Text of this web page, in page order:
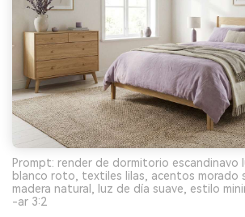
Prompt: render de dormitorio escandinavo
blanco roto, textiles lilas, acentos morado
madera natural, luz de día suave, estilo
-ar 3:2